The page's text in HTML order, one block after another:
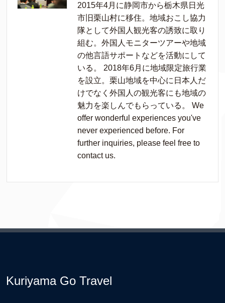
2015年4月に静岡市から栃木県日光
市旧栗山村に移住。地域おこし協力
隊として外国人観光客の誘致に取り
組む。外国人モニターツアーや地域
の他言語サポートなどを活動にして
いる。 2018年6月に地域限定旅行業
を設立。栗山地域を中心に日本人だ
けでなく外国人の観光客にも地域の
魅力を楽しんでもらっている。 We
offer wonderful experiences you've
never experienced before. For
further inquiries, please feel free to
contact us.
Kuriyama Go Travel